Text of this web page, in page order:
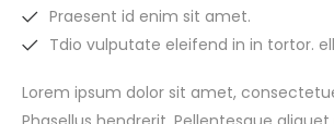
Praesent id enim sit amet.
Tdio vulputate eleifend in in tortor.
Lorem ipsum dolor sit amet,